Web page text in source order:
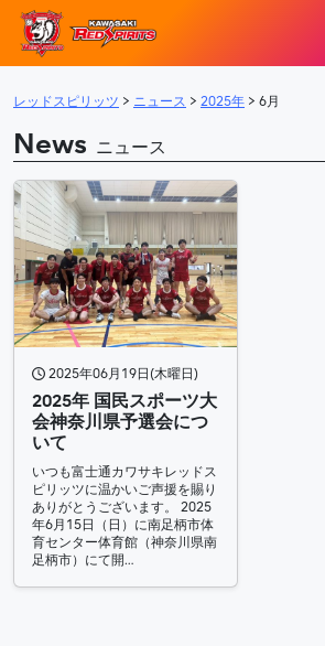
メインナビゲーション
レッドスピリッツ > ニュース > 2025年 > 6月
News ニュース
2025年06月19日(木曜日)
2025年 国民スポーツ大
会神奈川県予選会につ
いて
いつも富士通カワサキレッドス
ピリッツに温かいご声援を賜り
ありがとうございます。 2025
年6月15日（日）に南足柄市体
育センター体育館（神奈川県南
足柄市）にて開…